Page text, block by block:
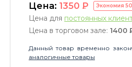
Цена: 1350 P Экономия 50
Цена для постоянных
Цена в торговом зале: 1400
Данный товар временно
аналогичные товары